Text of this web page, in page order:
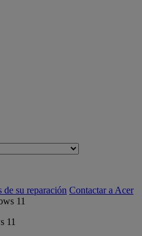
de su reparación Contactar a Acer
11